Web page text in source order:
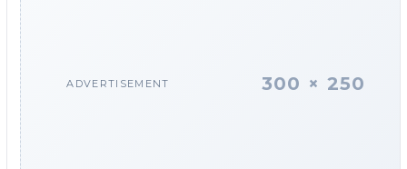
ADVERTISEMENT 300 × 250